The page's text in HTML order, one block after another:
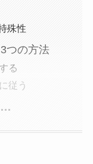
殊性
つの方法
る
従う